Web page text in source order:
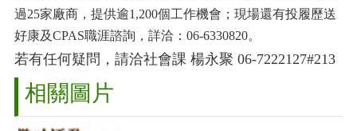
過25家廠商，提供逾1,200個工作機會；現場還有投履歷送
好康及CPAS職涯諮詢，詳洽：06-6330820。
若有任何疑問，請洽社會課 楊永聚 06-7222127#213
相關圖片